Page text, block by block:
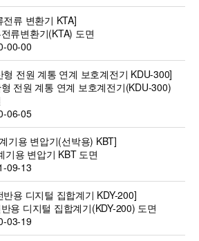
전류 변환기 KTA]
류변환기(KTA) 도면
00-00
형 전원 계통 연계 보호계전기 KDU-300]
전원 계통 연계 보호계전기(KDU-300)
06-05
기용 변압기(선박용) KBT]
기용 변압기 KBT 도면
09-13
반용 디지털 집합계기 KDY-200]
용 디지털 집합계기(KDY-200) 도면
03-19